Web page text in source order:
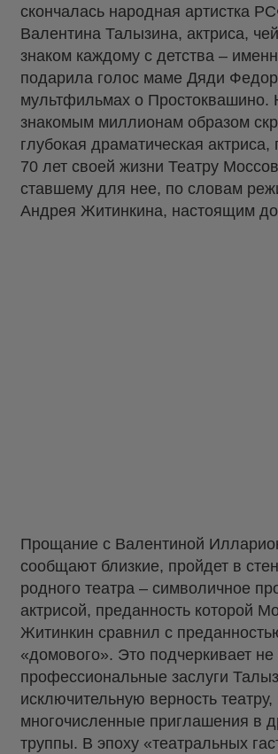
скончалась народная артистка
Валентина Талызина, актриса,
знаком каждому с детства –
подарила голос маме Дяди
мультфильмах о Простоквашино.
знакомым миллионам образом
глубокая драматическая
70 лет своей жизни Театру
ставшему для нее, по словам
Андрея Житинкина, настоящим
Прощание с Валентиной
сообщают близкие, пройдет в
родного театра – символичное
актрисой, преданность которой
Житинкин сравнил с
«домового». Это подчеркивает не
профессиональные заслуги
исключительную верность
многочисленные приглашения в
труппы. В эпоху «театральных